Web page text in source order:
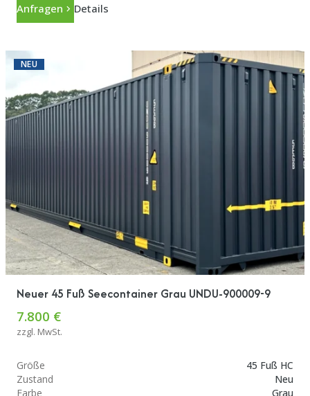
Anfragen Details
NEU
Neuer 45 Fuß Seecontainer Grau UNDU-900009-9
7.800 €
zzgl. MwSt.
Größe
45 Fuß HC
Zustand
Neu
Farbe
Grau